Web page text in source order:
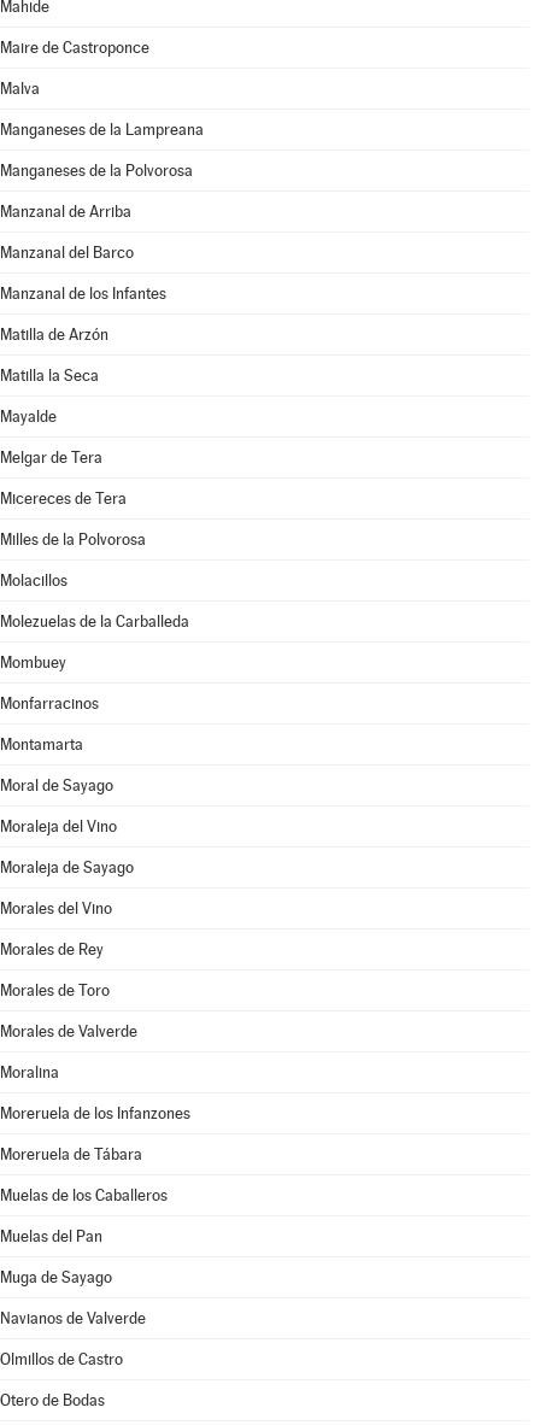
Mahide
Maire de Castroponce
Malva
Manganeses de la Lampreana
Manganeses de la Polvorosa
Manzanal de Arriba
Manzanal del Barco
Manzanal de los Infantes
Matilla de Arzón
Matilla la Seca
Mayalde
Melgar de Tera
Micereces de Tera
Milles de la Polvorosa
Molacillos
Molezuelas de la Carballeda
Mombuey
Monfarracinos
Montamarta
Moral de Sayago
Moraleja del Vino
Moraleja de Sayago
Morales del Vino
Morales de Rey
Morales de Toro
Morales de Valverde
Moralina
Moreruela de los Infanzones
Moreruela de Tábara
Muelas de los Caballeros
Muelas del Pan
Muga de Sayago
Navianos de Valverde
Olmillos de Castro
Otero de Bodas